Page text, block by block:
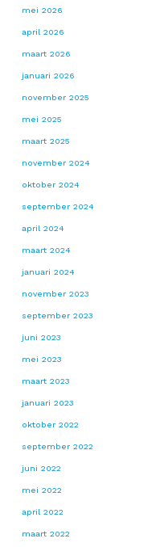
mei 2026
april 2026
maart 2026
januari 2026
november 2025
mei 2025
maart 2025
november 2024
oktober 2024
september 2024
april 2024
maart 2024
januari 2024
november 2023
september 2023
juni 2023
mei 2023
maart 2023
januari 2023
oktober 2022
september 2022
juni 2022
mei 2022
april 2022
maart 2022